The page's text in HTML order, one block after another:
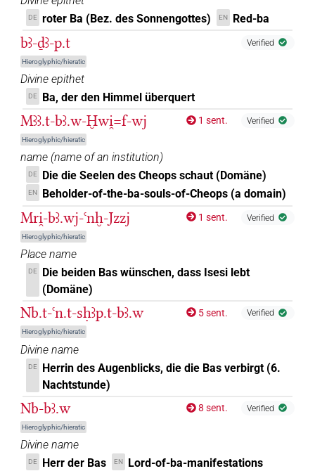
𓅢[] | 1× N.m(infl. unedited) (1)
𓅭𓏤 | 3×
𓅽 Z2D
𓊸[] | 1× N.m:sg (1)
𓊸𓅡 | 1× N.m:sg (1)
𓊸𓅡[] N.m:sg (
𓊸𓅡𓏤[] | 1× N.m:sg (
𓰴 US1Z2BEXTU
𓰴𓏤 US1Z2BEXTU
( 1,2,3)
𓰺𓏛
𓰽𓗌[] | 1× N.m:pl:stc (1)
𓳕 G188
DE roter Ba (Bez. des Sonnengottes) EN Red-ba
bꜣ-ḏꜣ-p.t
Hieroglyphic/hieratic
Verified
Divine epithet
DE Ba, der den Himmel überquert
Mꜣꜣ.t-bꜣ.w-Ḫwi̯=f-wj
Hieroglyphic/hieratic
1 sent. Verified
name (name of an institution)
DE Die die Seelen des Cheops schaut (Domäne)
EN Beholder-of-the-ba-souls-of-Cheops (a domain)
Mri̯-bꜣ.wj-ꜥnḫ-Jzzj
Hieroglyphic/hieratic
1 sent. Verified
Place name
DE
Die beiden Bas wünschen, dass Isesi lebt
(Domäne)
Nb.t-ꜥn.t-sḥꜣp.t-bꜣ.w
Hieroglyphic/hieratic
5 sent. Verified
Divine name
DE
Herrin des Augenblicks, die die Bas verbirgt (6.
Nachtstunde)
Nb-bꜣ.w
Hieroglyphic/hieratic
8 sent. Verified
Divine name
DE Herr der Bas EN Lord-of-ba-manifestations